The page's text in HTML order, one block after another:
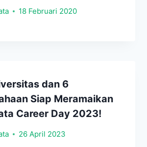
18 Februari 2020
dan 6
Siap Meramaikan
Career Day 2023!
26 April 2023